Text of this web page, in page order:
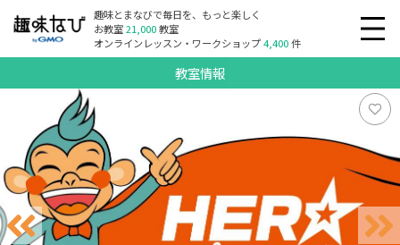
趣味とまなびで毎日を、もっと楽しく
お教室21,000教室
オンラインレッスン・ワークショップ4,400件
教室情報